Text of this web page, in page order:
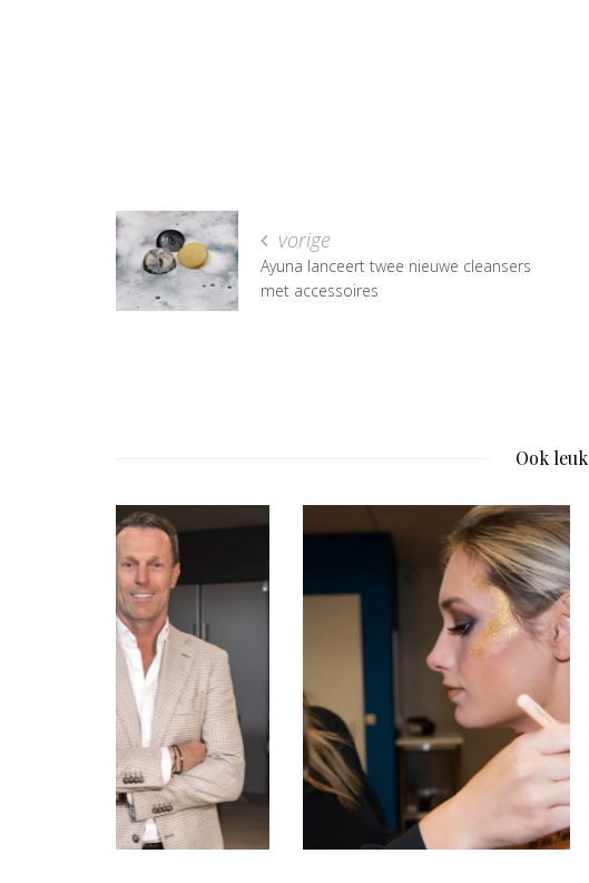
vorige
Ayuna lanceert twee nieuwe cleansers
met accessoires
Ook leuk